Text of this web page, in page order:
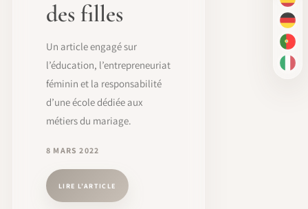
ES
DE
PT-
IT
des filles
Un article engagé sur
l’éducation, l’entrepreneuriat
féminin et la responsabilité
d’une école dédiée aux
métiers du mariage.
8 MARS 2022
LIRE L’ARTICLE